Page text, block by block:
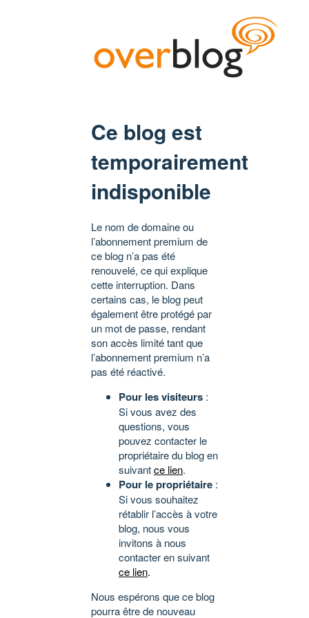
Ce blog est
temporairement
indisponible
Le nom de domaine ou
l’abonnement premium de
ce blog n’a pas été
renouvelé, ce qui explique
cette interruption. Dans
certains cas, le blog peut
également être protégé par
un mot de passe, rendant
son accès limité tant que
l’abonnement premium n’a
pas été réactivé.
Pour les visiteurs :
Si vous avez des
questions, vous
pouvez contacter le
propriétaire du blog en
suivantce lien.
Pour le propriétaire :
Si vous souhaitez
rétablir l’accès à votre
blog, nous vous
invitons à nous
contacter en suivant
ce lien.
Nous espérons que ce blog
pourra être de nouveau